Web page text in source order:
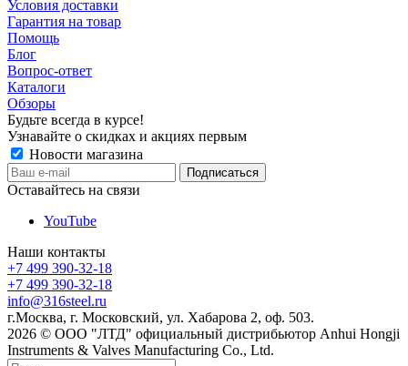
Условия доставки
Гарантия на товар
Помощь
Блог
Вопрос-ответ
Каталоги
Обзоры
Будьте всегда в курсе!
Узнавайте о скидках и акциях первым
Новости магазина
Оставайтесь на связи
YouTube
Наши контакты
+7 499 390-32-18
+7 499 390-32-18
info@316steel.ru
г.Москва, г. Московский, ул. Хабарова 2, оф. 503.
2026 © ООО "ЛТД" официальный дистрибьютор Anhui Hongji
Instruments & Valves Manufacturing Co., Ltd.